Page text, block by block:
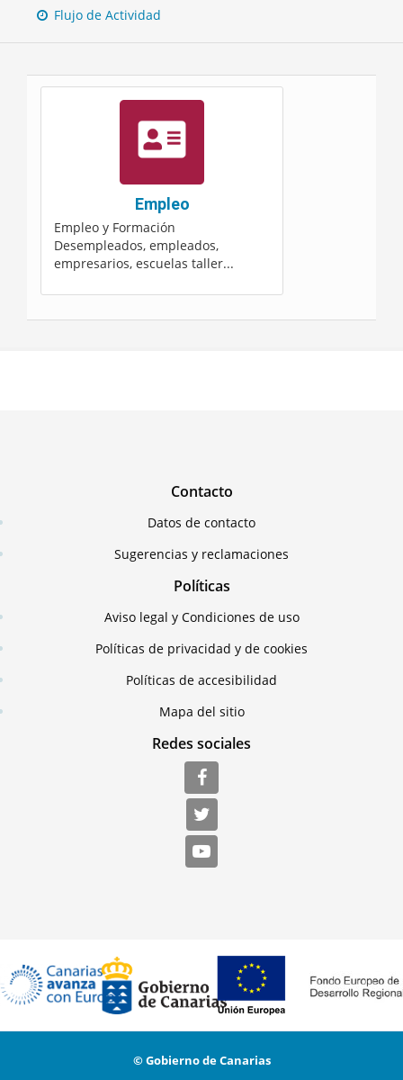
Flujo de Actividad
Empleo
Empleo y Formación
Desempleados, empleados,
empresarios, escuelas taller...
Contacto
Datos de contacto
Sugerencias y reclamaciones
Políticas
Aviso legal y Condiciones de uso
Políticas de privacidad y de cookies
Políticas de accesibilidad
Mapa del sitio
Redes sociales
© Gobierno de Canarias